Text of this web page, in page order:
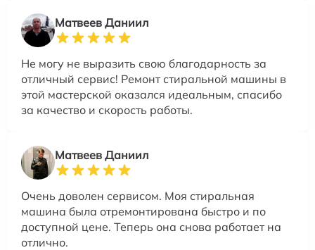
Матвеев Даниил
Не могу не выразить свою благодарность за
отличный сервис! Ремонт стиральной машины в
этой мастерской оказался идеальным, спасибо
за качество и скорость работы.
Матвеев Даниил
Очень доволен сервисом. Моя стиральная
машина была отремонтирована быстро и по
доступной цене. Теперь она снова работает на
отлично.